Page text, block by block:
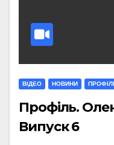
ВІДЕО НОВИНИ
Профіль.
Випуск 6